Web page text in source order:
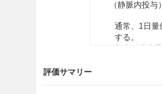
（静脈内投与）
通常、1日量
する。
評価サマリー